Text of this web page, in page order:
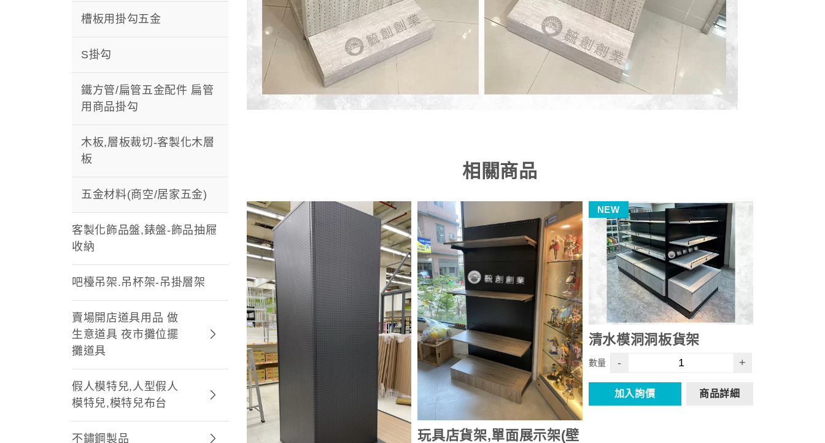
槽板用掛勾五金
S掛勾
鐵方管/扁管五金配件 扁管
用商品掛勾
木板,層板裁切-客製化木層
板
五金材料(商空/居家五金)
客製化飾品盤,錶盤-飾品抽屜
收納
吧檯吊架.吊杯架-吊掛層架
賣場開店道具用品 做
生意道具 夜市攤位擺
攤道具
假人模特兒,人型假人
模特兒,模特兒布台
不鏽鋼製品
相關商品
玩具店貨架,單面展示架(壁
NEW
清水模洞洞板貨架
數量 - +
加入詢價 商品詳細